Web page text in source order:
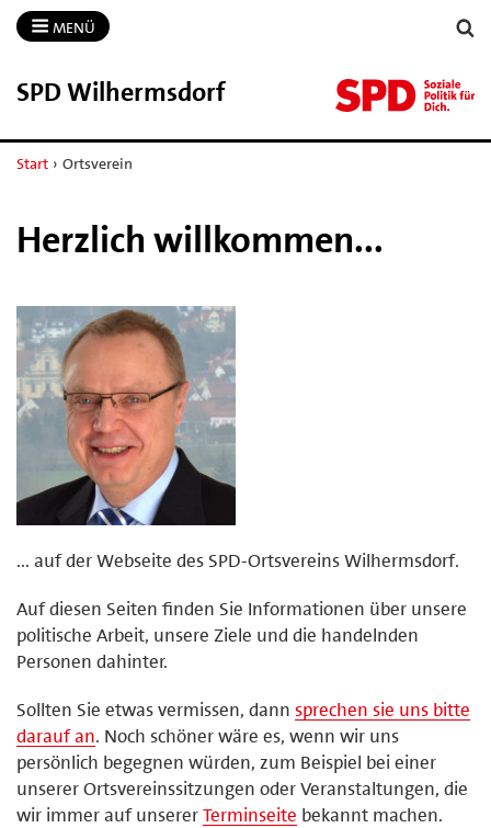
MENÜ
SPD Wilhermsdorf
Start › Ortsverein
Herzlich willkommen...
... auf der Webseite des SPD-Ortsvereins Wilhermsdorf.
Auf diesen Seiten finden Sie Informationen über unsere
politische Arbeit, unsere Ziele und die handelnden
Personen dahinter.
Sollten Sie etwas vermissen, dann sprechen sie uns bitte
darauf an. Noch schöner wäre es, wenn wir uns
persönlich begegnen würden, zum Beispiel bei einer
unserer Ortsvereinssitzungen oder Veranstaltungen, die
wir immer auf unsererTerminseite bekannt machen.